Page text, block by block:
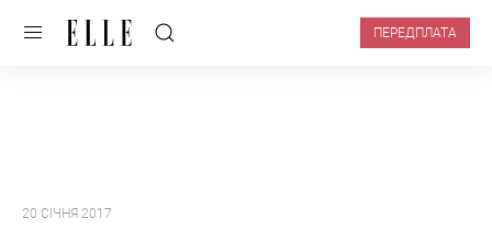
ПЕРЕДПЛАТА
20 СІЧНЯ 2017